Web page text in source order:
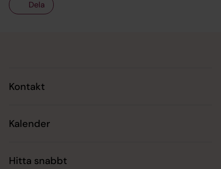
Dela
Kontakt
Kalender
Hitta snabbt